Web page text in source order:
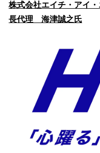
株式会社エイチ・アイ
長代理 海津誠之氏